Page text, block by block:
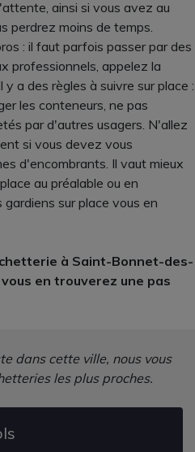
ainsi si vous avez au
perdrez moins de temps.
: il faut parfois passer par des
professionnels, appelez la
a des règles à suivre sur place :
les conteneurs, ne pas
par d'autres usagers. N'allez
si vous devez vous
d'encombrants. Il vaut mieux
au préalable ou en
sur place vous en
à Saint-Bonnet-des-
en trouverez une pas
dans cette ville, nous vous
les plus proches.